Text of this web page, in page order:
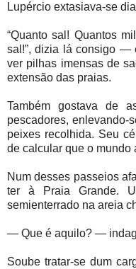
Lupércio extasiava-se
“Quanto sal! Quantos
sal!”, dizia lá consigo —
ver pilhas imensas de
extensão das praias.
Também gostava de
pescadores, enlevando-
peixes recolhida. Seu
de calcular que o mundo
Num desses passeios
ter à Praia Grande.
semienterrado na areia
— Que é aquilo? —
Soube tratar-se dum